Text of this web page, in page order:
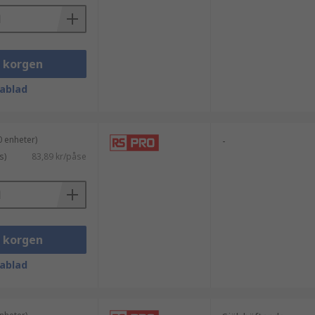
säkerställer en hållbar installation
korgen
enheter)
83,89 kr/påse
korgen
-